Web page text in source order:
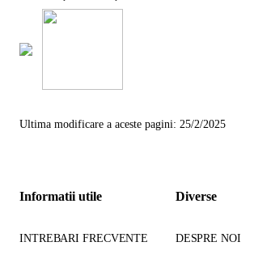
Ultima modificare a aceste pagini: 25/2/2025
Informatii utile
INTREBARI FRECVENTE
Diverse
DESPRE NOI